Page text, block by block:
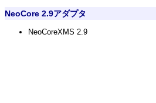
NeoCore 2.9アダプタ
NeoCoreXMS 2.9